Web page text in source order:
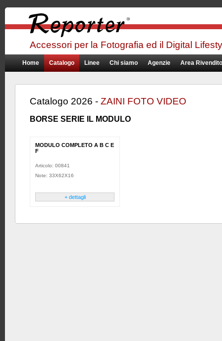
Accessori per la Fotografia ed il Digital
Home Catalogo Linee Chi siamo Agenzie Area
Catalogo 2026 - ZAINI FOTO VIDEO
BORSE SERIE IL MODULO
MODULO COMPLETO A B C E
F
Articolo: 00841
Note: 33X62X16
+ dettagli